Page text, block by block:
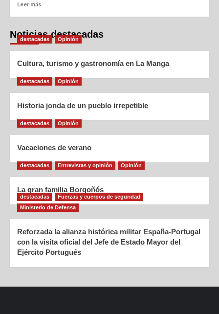
Leer más
Noticias destacadas
destacadas Opinión
Cultura, turismo y gastronomía en La Manga
destacadas Opinión
Historia jonda de un pueblo irrepetible
destacadas Opinión
Vacaciones de verano
destacadas Entrevistas y opinión Opinión
La gran familia Borgoñós
destacadas
Fuerzas y cuerpos de seguridad
Ministerio de Defensa
Reforzada la alianza histórica militar España-Portugal
con la visita oficial del Jefe de Estado Mayor del
Ejército Portugués